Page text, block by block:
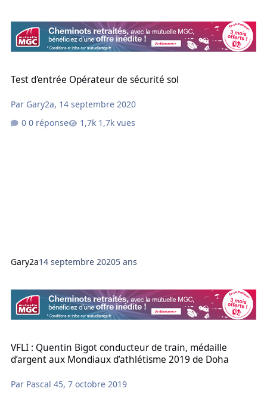
Test d'entrée Opérateur de sécurité sol
Par Gary2a, 14 septembre 2020
0 réponse
1,7k vues
Gary2a14 septembre 20205 ans
VFLI : Quentin Bigot conducteur de train, médaille
d’argent aux Mondiaux d’athlétisme 2019 de Doha
Par Pascal 45,7 octobre 2019